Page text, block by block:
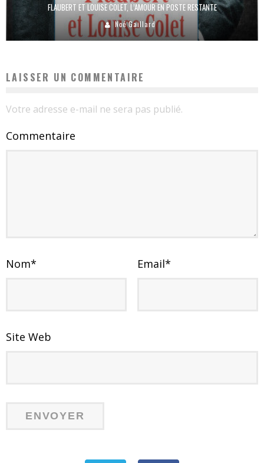
FLAUBERT ET LOUISE COLET, L’AMOUR EN POSTE RESTANTE
Noé Gaillard
LAISSER UN COMMENTAIRE
Votre adresse e-mail ne sera pas publié.
Commentaire
Nom* Email*
Site Web